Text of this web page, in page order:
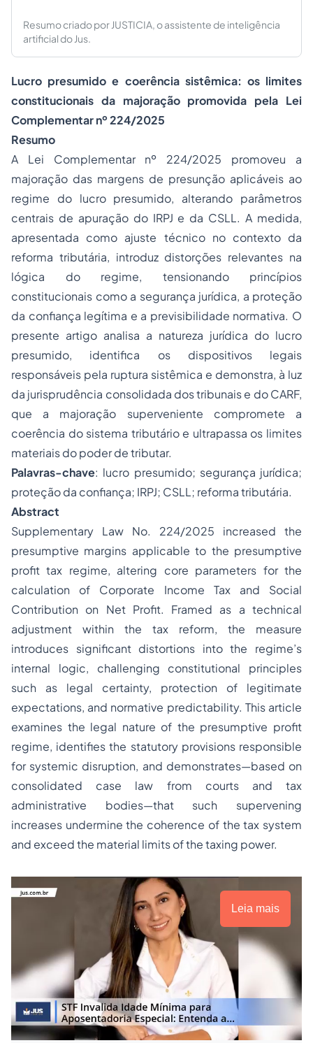
Resumo criado por JUSTICIA, o assistente de inteligência
artificial do Jus.
Lucro presumido e coerência sistêmica: os limites
constitucionais da majoração promovida pela Lei
Complementar nº 224/2025
Resumo
A Lei Complementar nº 224/2025 promoveu a
majoração das margens de presunção aplicáveis ao
regime do lucro presumido, alterando parâmetros
centrais de apuração do IRPJ e da CSLL. A medida,
apresentada como ajuste técnico no contexto da
reforma tributária, introduz distorções relevantes na
lógica do regime, tensionando princípios
constitucionais como a segurança jurídica, a proteção
da confiança legítima e a previsibilidade normativa. O
presente artigo analisa a natureza jurídica do lucro
presumido, identifica os dispositivos legais
responsáveis pela ruptura sistêmica e demonstra, à luz
da jurisprudência consolidada dos tribunais e do CARF,
que a majoração superveniente compromete a
coerência do sistema tributário e ultrapassa os limites
materiais do poder de tributar.
Palavras-chave: lucro presumido; segurança jurídica;
proteção da confiança; IRPJ; CSLL; reforma tributária.
Abstract
Supplementary Law No. 224/2025 increased the
presumptive margins applicable to the presumptive
profit tax regime, altering core parameters for the
calculation of Corporate Income Tax and Social
Contribution on Net Profit. Framed as a technical
adjustment within the tax reform, the measure
introduces significant distortions into the regime’s
internal logic, challenging constitutional principles
such as legal certainty, protection of legitimate
expectations, and normative predictability. This article
examines the legal nature of the presumptive profit
regime, identifies the statutory provisions responsible
for systemic disruption, and demonstrates—based on
consolidated case law from courts and tax
administrative bodies—that such supervening
increases undermine the coherence of the tax system
and exceed the material limits of the taxing power.
Leia mais